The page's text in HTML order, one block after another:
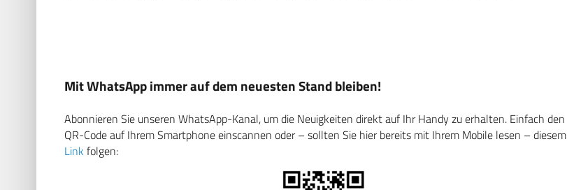
Mit WhatsApp immer auf dem neuesten Stand bleiben!
Abonnieren Sie unseren WhatsApp-Kanal, um die Neuigkeiten direkt auf Ihr Handy zu erhalten. Einfach den
QR-Code auf Ihrem Smartphone einscannen oder – sollten Sie hier bereits mit Ihrem Mobile lesen – diesem
Link folgen: